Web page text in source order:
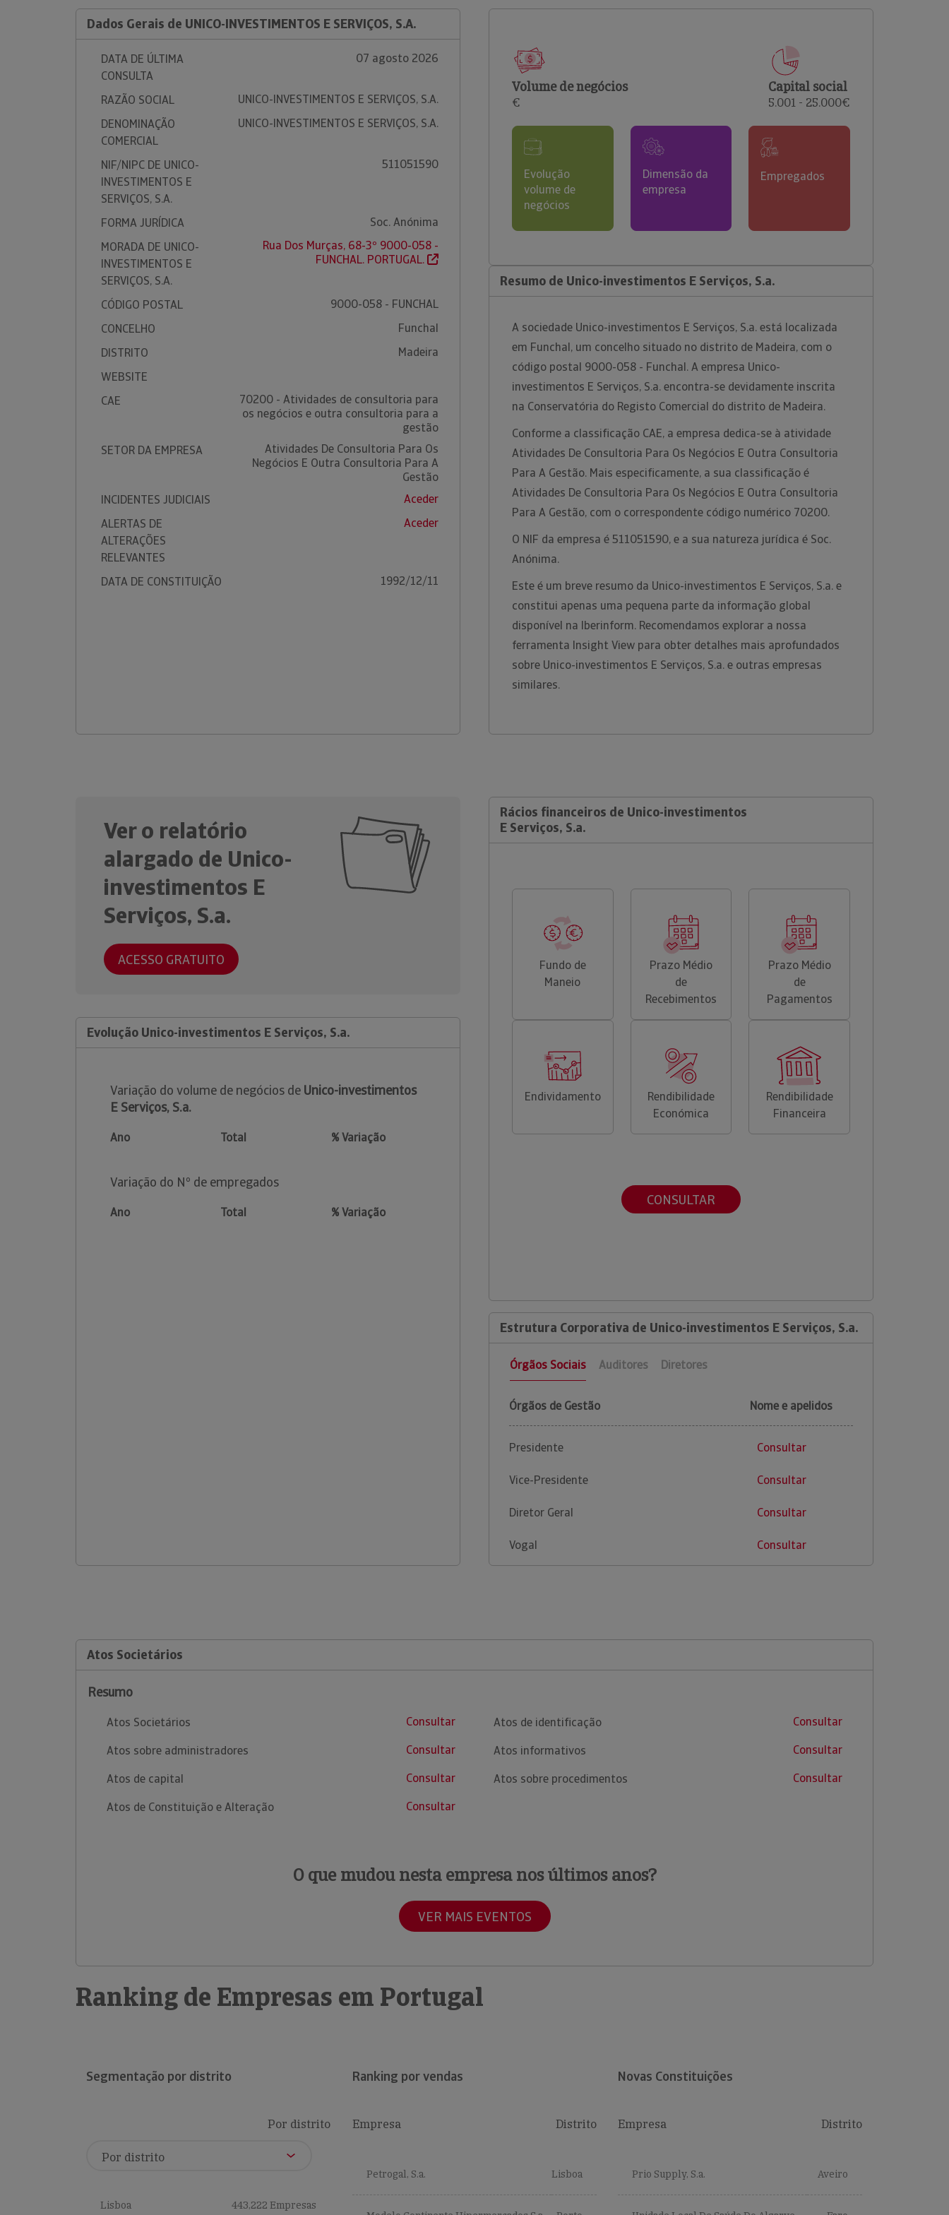
comerciais e analisar o risco de incumprimento dos
Dados Gerais de UNICO-INVESTIMENTOS E SERVIÇOS, S.A.
DATA DE ÚLTIMA
CONSULTA
07 agosto 2026
RAZÃO SOCIAL
UNICO-INVESTIMENTOS E SERVIÇOS, S.A.
DENOMINAÇÃO
COMERCIAL
UNICO-INVESTIMENTOS E SERVIÇOS, S.A.
NIF/NIPC DE UNICO-
INVESTIMENTOS E
SERVIÇOS, S.A.
511051590
FORMA JURÍDICA
Soc. Anónima
MORADA DE UNICO-
INVESTIMENTOS E
SERVIÇOS, S.A.
Rua Dos Murças, 68-3º 9000-058 -
FUNCHAL. PORTUGAL.
CÓDIGO POSTAL
9000-058 - FUNCHAL
CONCELHO
Funchal
DISTRITO
Madeira
WEBSITE
CAE
70200 - Atividades de consultoria para
os negócios e outra consultoria para a
gestão
SETOR DA EMPRESA
Atividades De Consultoria Para Os
Negócios E Outra Consultoria Para A
Gestão
INCIDENTES JUDICIAIS
Aceder
ALERTAS DE
ALTERAÇÕES
RELEVANTES
Aceder
DATA DE CONSTITUIÇÃO 1992/12/11
Volume de negócios
€
Capital social
5.001 - 25.000€
Evolução
volume de
negócios
Dimensão da
empresa
Empregados
Resumo de Unico-investimentos E Serviços, S.a.
A sociedade Unico-investimentos E Serviços, S.a. está localizada
em Funchal, um concelho situado no distrito de Madeira, com o
código postal 9000-058 - Funchal. A empresa Unico-
investimentos E Serviços, S.a. encontra-se devidamente inscrita
na Conservatória do Registo Comercial do distrito de Madeira.
Conforme a classificação CAE, a empresa dedica-se à atividade
Atividades De Consultoria Para Os Negócios E Outra Consultoria
Para A Gestão. Mais especificamente, a sua classificação é
Atividades De Consultoria Para Os Negócios E Outra Consultoria
Para A Gestão, com o correspondente código numérico 70200.
O NIF da empresa é 511051590, e a sua natureza jurídica é Soc.
Anónima.
Este é um breve resumo da Unico-investimentos E Serviços, S.a. e
constitui apenas uma pequena parte da informação global
disponível na Iberinform. Recomendamos explorar a nossa
ferramenta Insight View para obter detalhes mais aprofundados
sobre Unico-investimentos E Serviços, S.a. e outras empresas
similares.
Ver o relatório
alargado de Unico-
investimentos E
Serviços, S.a.
ACESSO GRATUITO
Evolução Unico-investimentos E Serviços, S.a.
Variação do volume de negócios de Unico-investimentos
E Serviços, S.a.
Ano Total % Variação
Variação do Nº de empregados
Ano Total % Variação
Rácios financeiros de Unico-investimentos
E Serviços, S.a.
Fundo de
Maneio
Prazo Médio
de
Recebimentos
Prazo Médio
de
Pagamentos
Endividamento
Rendibilidade
Económica
Rendibilidade
Financeira
CONSULTAR
Estrutura Corporativa de Unico-investimentos E Serviços, S.a.
Órgãos Sociais Auditores Diretores
Órgãos de Gestão Nome e apelidos
Presidente Consultar
Vice-Presidente Consultar
Diretor Geral Consultar
Vogal Consultar
Atos Societários
Resumo
Atos Societários
Consultar
Atos sobre administradores
Consultar
Atos de capital
Consultar
Atos de Constituição e Alteração
Consultar
Atos de identificação
Consultar
Atos informativos
Consultar
Atos sobre procedimentos
Consultar
O que mudou nesta empresa nos últimos anos?
VER MAIS EVENTOS
Ranking de Empresas em Portugal
Segmentação por distrito
Por distrito
Lisboa 443,222 Empresas
Ranking por vendas
Empresa Distrito
Petrogal, S.a. Lisboa
Novas Constituições
Empresa Distrito
Prio Supply, S.a. Aveiro